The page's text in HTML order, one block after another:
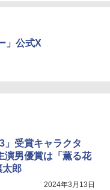
」公式X
」受賞キャラクタ
演男優賞は「薫る花
太郎
2024年3月13日